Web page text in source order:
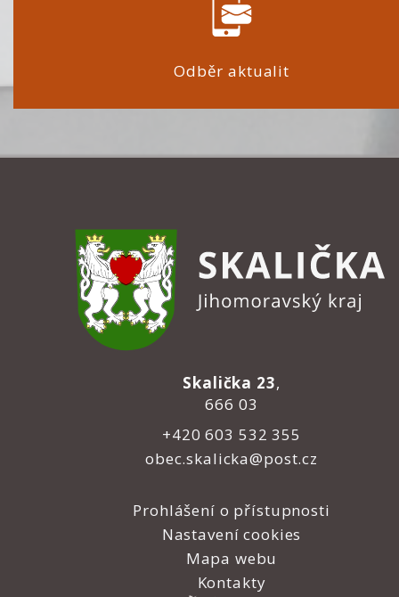
Odběr aktualit
Skalička 23,
666 03
+420 603 532 355
obec.skalicka@post.cz
Prohlášení o přístupnosti
Nastavení cookies
Mapa webu
Kontakty